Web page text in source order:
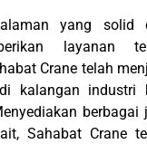
yang solid
layanan
Crane telah
kalangan industri
berbagai
Sahabat Crane